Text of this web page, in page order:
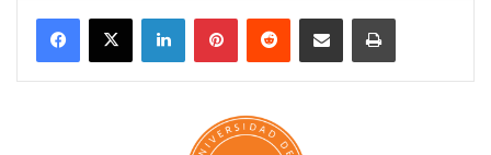
LinkedInPinterestReddit Share via Email Print